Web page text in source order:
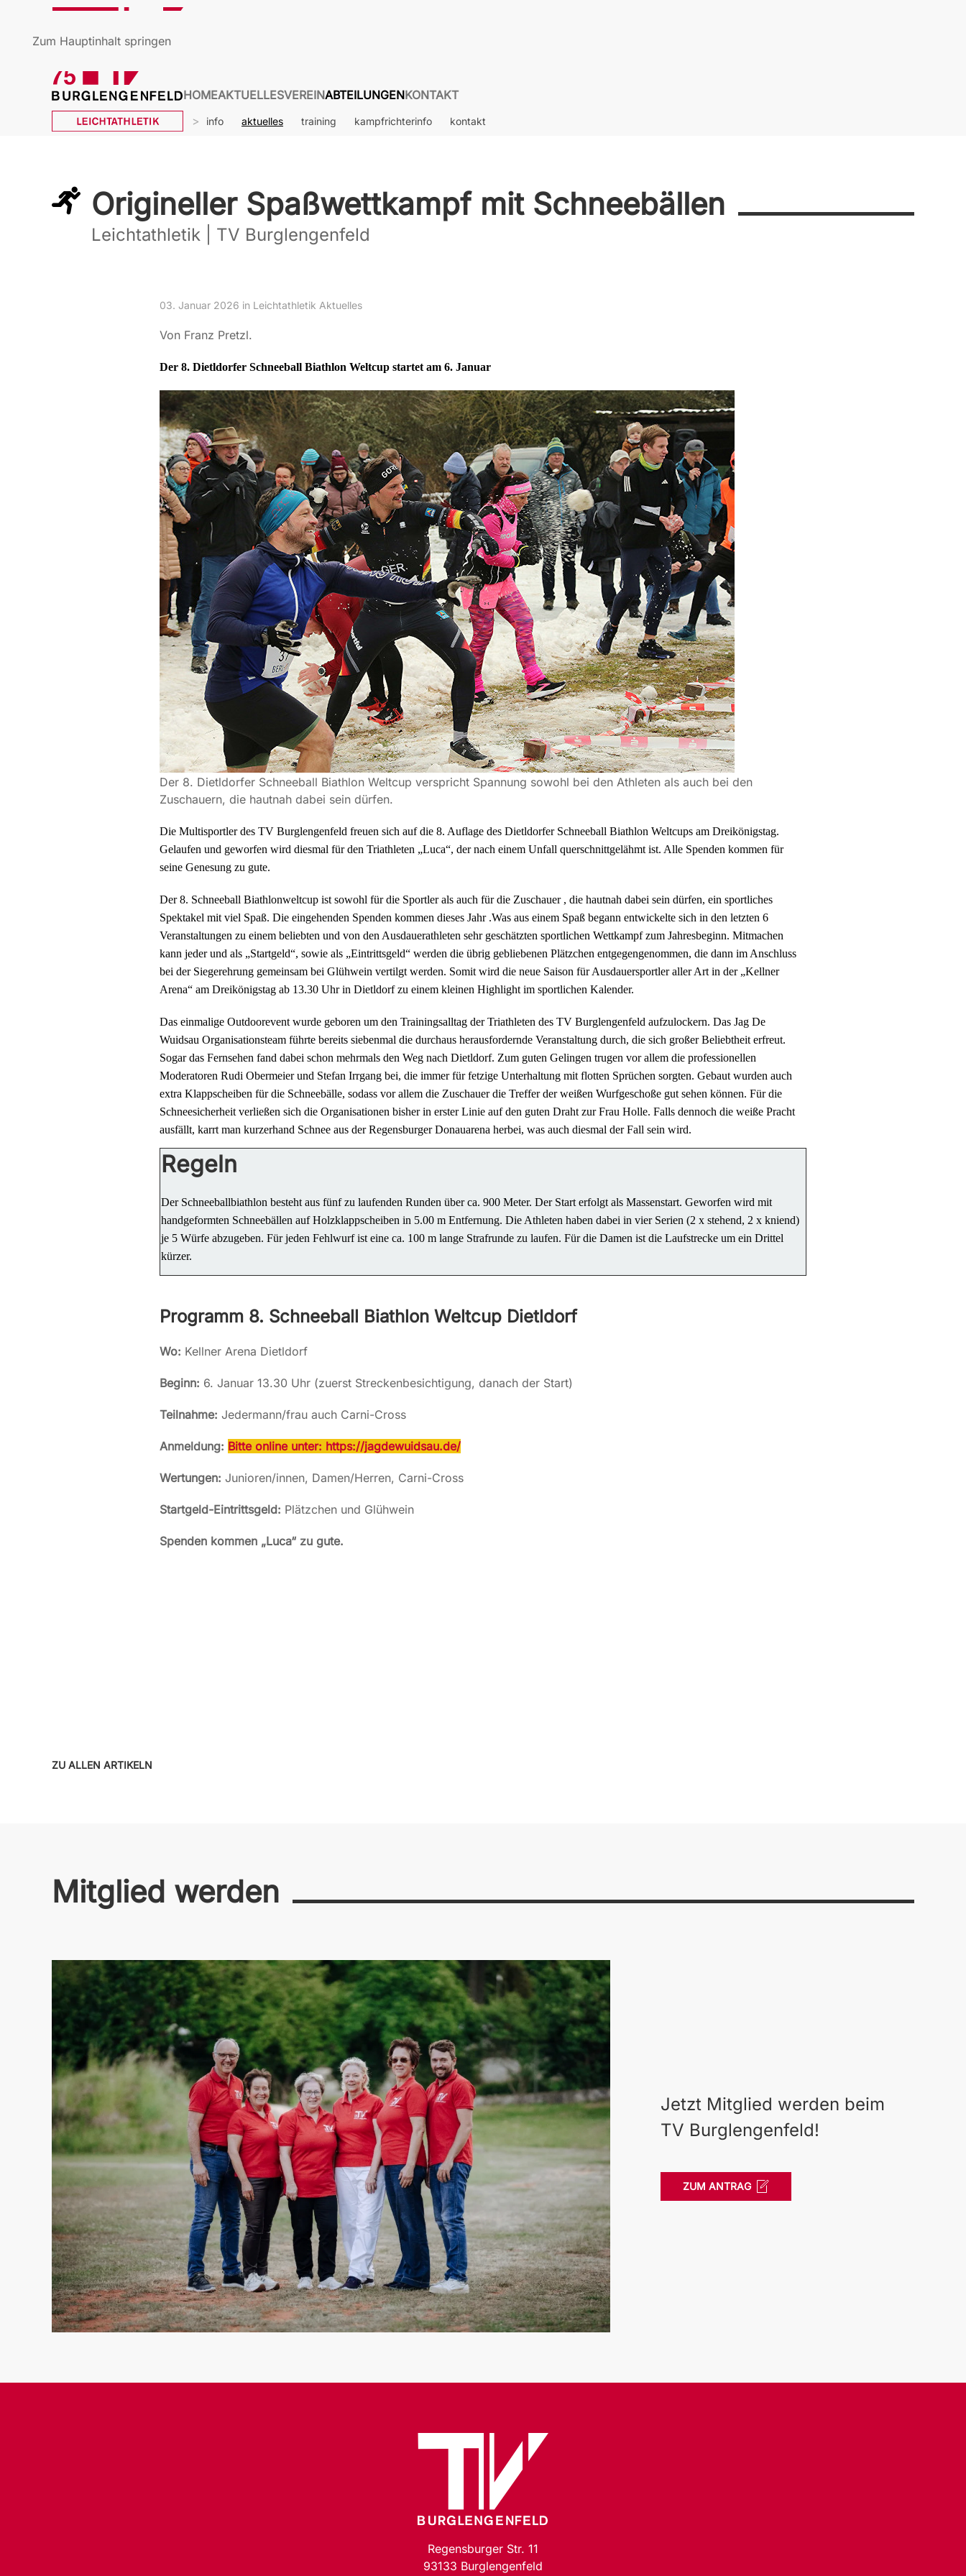
Zum Hauptinhalt springen
HOMEAKTUELLESVEREINABTEILUNGENKONTAKT
info aktuelles training kampfrichterinfo kontakt
Origineller Spaßwettkampf mit Schneebällen
Leichtathletik | TV Burglengenfeld
03. Januar 2026 in Leichtathletik Aktuelles
Von Franz Pretzl.
Der 8. Dietldorfer Schneeball Biathlon Weltcup startet am 6. Januar
Der 8. Dietldorfer Schneeball Biathlon Weltcup verspricht Spannung sowohl bei den Athleten als auch bei den
Zuschauern, die hautnah dabei sein dürfen.
Die Multisportler des TV Burglengenfeld freuen sich auf die 8. Auflage des Dietldorfer Schneeball Biathlon Weltcups am Dreikönigstag.
Gelaufen und geworfen wird diesmal für den Triathleten „Luca“, der nach einem Unfall querschnittgelähmt ist. Alle Spenden kommen für
seine Genesung zu gute.
Der 8. Schneeball Biathlonweltcup ist sowohl für die Sportler als auch für die Zuschauer , die hautnah dabei sein dürfen, ein sportliches
Spektakel mit viel Spaß. Die eingehenden Spenden kommen dieses Jahr .Was aus einem Spaß begann entwickelte sich in den letzten 6
Veranstaltungen zu einem beliebten und von den Ausdauerathleten sehr geschätzten sportlichen Wettkampf zum Jahresbeginn. Mitmachen
kann jeder und als „Startgeld“, sowie als „Eintrittsgeld“ werden die übrig gebliebenen Plätzchen entgegengenommen, die dann im Anschluss
bei der Siegerehrung gemeinsam bei Glühwein vertilgt werden. Somit wird die neue Saison für Ausdauersportler aller Art in der „Kellner
Arena“ am Dreikönigstag ab 13.30 Uhr in Dietldorf zu einem kleinen Highlight im sportlichen Kalender.
Das einmalige Outdoorevent wurde geboren um den Trainingsalltag der Triathleten des TV Burglengenfeld aufzulockern. Das Jag De
Wuidsau Organisationsteam führte bereits siebenmal die durchaus herausfordernde Veranstaltung durch, die sich großer Beliebtheit erfreut.
Sogar das Fernsehen fand dabei schon mehrmals den Weg nach Dietldorf. Zum guten Gelingen trugen vor allem die professionellen
Moderatoren Rudi Obermeier und Stefan Irrgang bei, die immer für fetzige Unterhaltung mit flotten Sprüchen sorgten. Gebaut wurden auch
extra Klappscheiben für die Schneebälle, sodass vor allem die Zuschauer die Treffer der weißen Wurfgeschoße gut sehen können. Für die
Schneesicherheit verließen sich die Organisationen bisher in erster Linie auf den guten Draht zur Frau Holle. Falls dennoch die weiße Pracht
ausfällt, karrt man kurzerhand Schnee aus der Regensburger Donauarena herbei, was auch diesmal der Fall sein wird.
Regeln
Der Schneeballbiathlon besteht aus fünf zu laufenden Runden über ca. 900 Meter. Der Start erfolgt als Massenstart. Geworfen wird mit
handgeformten Schneebällen auf Holzklappscheiben in 5.00 m Entfernung. Die Athleten haben dabei in vier Serien (2 x stehend, 2 x kniend)
je 5 Würfe abzugeben. Für jeden Fehlwurf ist eine ca. 100 m lange Strafrunde zu laufen. Für die Damen ist die Laufstrecke um ein Drittel
kürzer.
Programm 8. Schneeball Biathlon Weltcup Dietldorf
Wo: Kellner Arena Dietldorf
Beginn: 6. Januar 13.30 Uhr (zuerst Streckenbesichtigung, danach der Start)
Teilnahme: Jedermann/frau auch Carni-Cross
Anmeldung: Bitte online unter: https://jagdewuidsau.de/
Wertungen: Junioren/innen, Damen/Herren, Carni-Cross
Startgeld-Eintrittsgeld: Plätzchen und Glühwein
Spenden kommen „Luca“ zu gute.
ZU ALLEN ARTIKELN
Mitglied werden
Jetzt Mitglied werden beim
TV Burglengenfeld!
ZUM ANTRAG
Regensburger Str. 11
93133 Burglengenfeld